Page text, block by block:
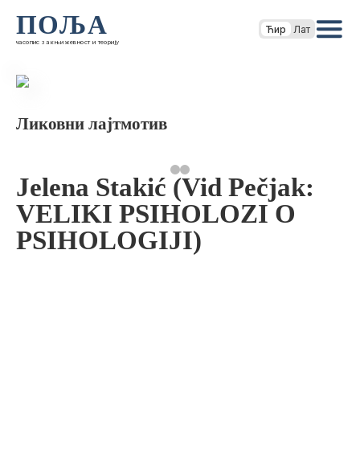
ПОЉА
часопис за књижевност и теорију
Ћир Лат
Ликовни лајтмотив
Jelena Stakić (Vid Pečjak:
VELIKI PSIHOLOZI O
PSIHOLOGIJI)